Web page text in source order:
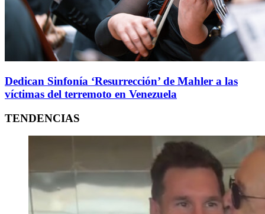
Dedican Sinfonía ‘Resurrección’ de Mahler a las
víctimas del terremoto en Venezuela
TENDENCIAS